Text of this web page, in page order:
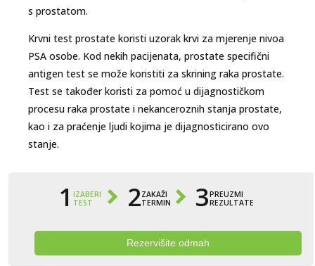
s prostatom.
Krvni test prostate koristi uzorak krvi za mjerenje nivoa
PSA osobe. Kod nekih pacijenata, prostate specifični
antigen test se može koristiti za skrining raka prostate.
Test se također koristi za pomoć u dijagnostičkom
procesu raka prostate i nekanceroznih stanja prostate,
kao i za praćenje ljudi kojima je dijagnosticirano ovo
stanje.
1IZABERI
TEST
2ZAKAŽI
TERMIN
3PREUZMI
REZULTATE
Rezervišite odmah